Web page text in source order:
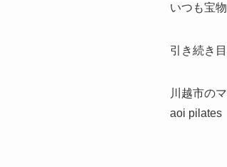
いつも宝
引き続き
川越市の
aoi pilates